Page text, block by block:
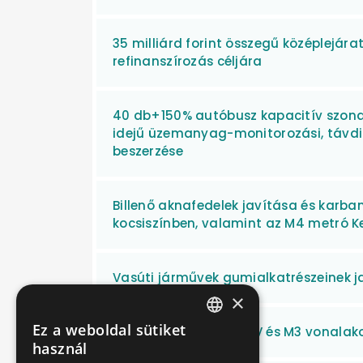
35 milliárd forint összegű
refinanszírozás céljára
40 db+150% autóbusz kapacitív
idejű üzemanyag-monitorozási,
beszerzése
Billenő aknafedelek javítása és
kocsiszínben, valamint az M4 metró
Vasúti járművek gumialkatrészeinek
Olajmentesítés a MFAV és M3
×
Ez a weboldal sütiket
használ